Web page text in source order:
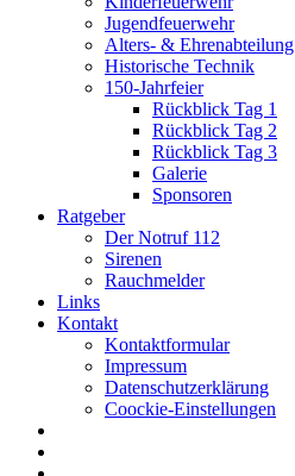
Jugendfeuerwehr
Alters- & Ehrenabteilung
Historische Technik
150-Jahrfeier
Rückblick Tag 1
Rückblick Tag 2
Rückblick Tag 3
Galerie
Sponsoren
Ratgeber
Der Notruf 112
Sirenen
Rauchmelder
Links
Kontakt
Kontaktformular
Impressum
Datenschutzerklärung
Coockie-Einstellungen